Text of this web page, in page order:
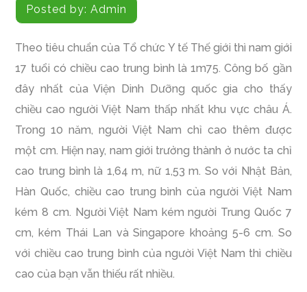
Posted by:Admin
Theo tiêu chuẩn của Tổ chức Y tế Thế giới thì nam giới
17 tuổi có chiều cao trung bình là 1m75. Công bố gần
đây nhất của Viện Dinh Dưỡng quốc gia cho thấy
chiều cao người Việt Nam thấp nhất khu vực châu Á.
Trong 10 năm, người Việt Nam chỉ cao thêm được
một cm. Hiện nay, nam giới trưởng thành ở nước ta chỉ
cao trung bình là 1,64 m, nữ 1,53 m. So với Nhật Bản,
Hàn Quốc, chiều cao trung bình của người Việt Nam
kém 8 cm. Người Việt Nam kém người Trung Quốc 7
cm, kém Thái Lan và Singapore khoảng 5-6 cm. So
với chiều cao trung bình của người Việt Nam thì chiều
cao của bạn vẫn thiếu rất nhiều.